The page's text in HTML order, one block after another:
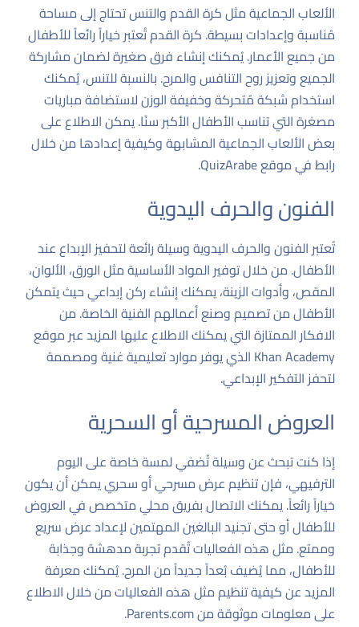
الألعاب الجماعية مثل كرة القدم والتنس تحتاج إلى مساحة
مُناسبة وإعدادات بسيطة. كرة القدم تُعتبر خياراً رائعاً للأطفال
من جميع الأعمار. يُمكنك إنشاء فرق صغيرة لضمان مشاركة
الجميع وتعزيز روح التنافس والمرح. بالنسبة للتنس، يُمكنك
استخدام شبكة مُتحركة وخفيفة الوزن لاستضافة مباريات
مصغرة التي تناسب الأطفال الأكبر سنًا. يمكن الاطلاع على
بعض الألعاب الجماعية المشابهة وكيفية إعدادها من خلال
رابط في موقع QuizArabe
.
الفنون والحرف اليدوية
تُعتبر الفنون والحرف اليدوية وسيلة رائعة لتحفيز الإبداع عند
الأطفال. من خلال توفير المواد الأساسية مثل الورق، الألوان،
المقص، وأدوات الزينة، يمكنك إنشاء ركن إبداعي حيث يتمكن
الأطفال من تصميم وصنع أعمالهم الفنية الخاصة. من
الافكار الممتازة التي يمكنك الاطلاع عليها المزيد عبر موقع
Khan Academy الذي يوفر موارد تعليمية غنية ومصممة
لتحفز التفكير الإبداعي.
العروض المسرحية أو السحرية
إذا كنت تبحث عن وسيلة تُضفي لمسة خاصة على اليوم
الترفيهي، فإن تنظيم عرض مسرحي أو سحري يمكن أن يكون
خياراً رائعاً. يمكنك الاتصال بفريق محلي متخصص في العروض
للأطفال أو حتى تجنيد البالغين المهتمين لإعداد عرض سريع
وممتع. مثل هذه الفعاليات تُقدم تجربة مدهشة وجذابة
للأطفال، مما يُضيف بُعداً جديداً من المرح. يُمكنك معرفة
المزيد عن كيفية تنظيم مثل هذه الفعاليات من خلال الاطلاع
على معلومات موثوقة منParents.com
.